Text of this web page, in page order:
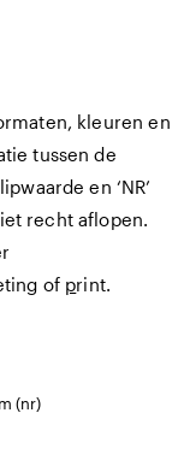
kleuren en
tussen de
en ‘NR’
recht aflopen.
of print.
(nr)